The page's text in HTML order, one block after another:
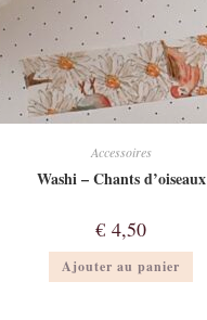
Accessoires
Washi – Chants d’oiseaux
€ 4,50
Ajouter au panier